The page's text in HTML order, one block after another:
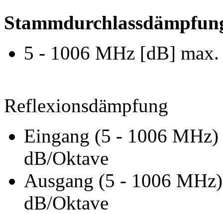
5 - 1006 MHz [dB]
Reflexionsdämpfung
Eingang (5 - 1006
dB/Oktave
Ausgang (5 - 1006
dB/Oktave